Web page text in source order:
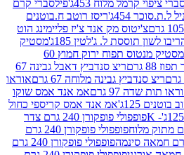
מלוח 453ג'
פילסברי קרם
ריסז רוטב ח.בוטנים
מק אנד צ'יז פליימינג הוט
ל. ג'לטין 185ג'
מסטיק
מסטיק מנטוס תפוח ירוק חמוץ 60
ריצ סנדביץ דאבל גבינה 67
גבינה מלוחה 67 גרם
אוראו
אמ אנד אמס שוקו
אמ אנד אמס קריספי כחול
פופפולי פופקורן 240 גרם צדר
פופפולי פופקורן 240 גרם
פופפולי פופקורן 240 גרם